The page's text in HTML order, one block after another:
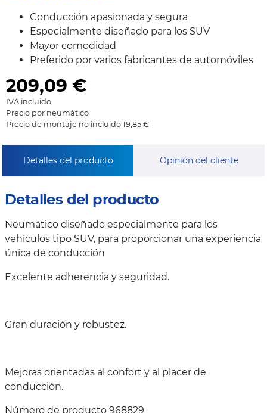
Conducción apasionada y segura
Especialmente diseñado para los SUV
Mayor comodidad
Preferido por varios fabricantes de automóviles
209,09 €
IVA incluido
Precio por neumático
Precio de montaje no incluido 19,85 €
Detalles del producto Opinión del cliente
Detalles del producto
Neumático diseñado especialmente para los
vehículos tipo SUV, para proporcionar una experiencia
única de conducción
Excelente adherencia y seguridad.
Gran duración y robustez.
Mejoras orientadas al confort y al placer de
conducción.
Número de producto 968829